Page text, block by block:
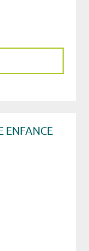
ENFANCE